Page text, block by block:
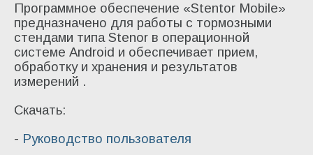
Программное обеспечение «Stеntor Mobile»
предназначено для работы с тормозными
стендами типа Stenor в операционной
системе Android и обеспечивает прием,
обработку и хранения и результатов
измерений .
Скачать:
- Руководство пользователя